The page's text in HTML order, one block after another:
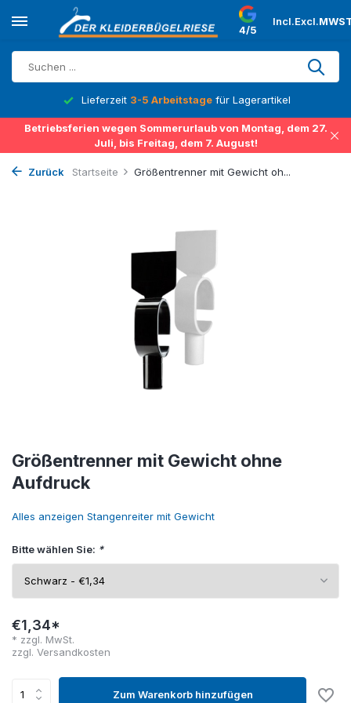
4/5
Incl.Excl.
Lieferzeit 3-5 Arbeitstage für Lagerartikel
Betriebsferien wegen Sommerurlaub von Montag, dem 27.
Juli, bis Freitag, dem 7. August!
Zurück Startseite Größentrenner mit Gewicht oh...
Größentrenner mit Gewicht ohne
Aufdruck
Alles anzeigen Stangenreiter mit Gewicht
Bitte wählen Sie: *
€1,34*
* zzgl. MwSt.
zzgl. Versandkosten
Zum Warenkorb hinzufügen